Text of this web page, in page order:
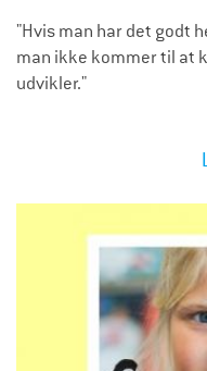
"Hvis man har det godt
man ikke kommer til at
udvikler."